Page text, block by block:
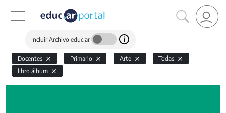
Incluir Archivo educ.ar
Docentes Primario Arte
Todas
libro álbum